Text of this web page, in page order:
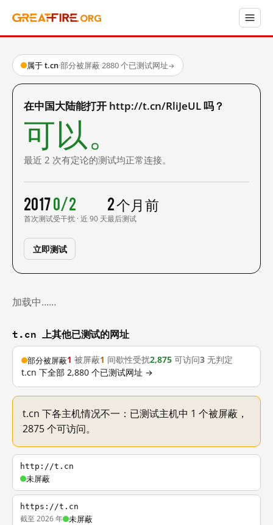
属于 t.cn·部分被屏蔽·2880 个已测试网址→
在中国大陆能打开 http://t.cn/RliJeUL 吗？
可以。
最近 2 次有定论的测试均正常连接。
2017
首次测试
0/2
受干扰 · 近 90 天
2 个月前
最后测试
立即测试
加载中……
t.cn 上其他已测试的网址
部分被屏蔽1 被屏蔽1 间歇性受扰2,875 可访问3 无判定
t.cn 下全部 2,880 个已测试网址 →
t.cn 下各主机情况不一：已测试主机中 1 个被屏蔽，
2875 个可访问。
http://t.cn
未屏蔽
https://t.cn
截至 2026 年 未屏蔽